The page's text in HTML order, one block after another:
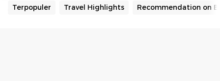
Terpopuler Travel Highlights Recommendation on